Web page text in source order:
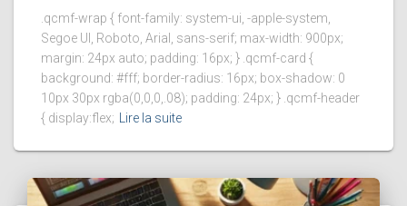
.qcmf-wrap { font-family: system-ui, -apple-system,
Segoe UI, Roboto, Arial, sans-serif; max-width: 900px;
margin: 24px auto; padding: 16px; } .qcmf-card {
background: #fff; border-radius: 16px; box-shadow: 0
10px 30px rgba(0,0,0,.08); padding: 24px; } .qcmf-header
{ display:flex;
Lire la suite